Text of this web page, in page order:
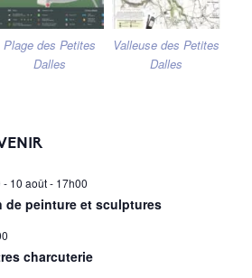
Plage des Petites
Dalles
Valleuse des Petites
Dalles
- 10 août - 17h00
de peinture et sculptures
charcuterie